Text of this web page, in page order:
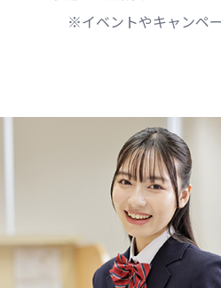
※イベントやキャンペ